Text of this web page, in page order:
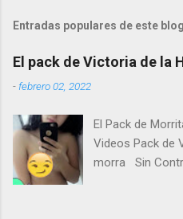
Entradas populares de este blog
El pack de Victoria de la
- febrero 02, 2022
El Pack de
Videos Pack de
morra Sin